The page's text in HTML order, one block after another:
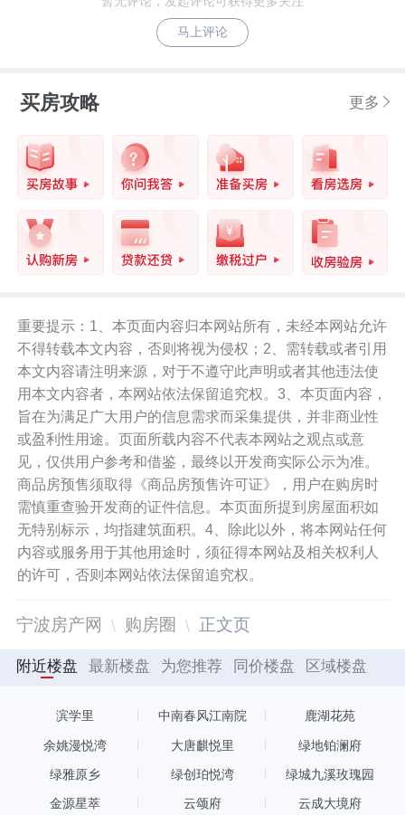
马上评论
买房攻略 更多
重要提示：1、本页面内容归本网站所有，未经本网站允许
不得转载本文内容，否则将视为侵权；2、需转载或者引用
本文内容请注明来源，对于不遵守此声明或者其他违法使
用本文内容者，本网站依法保留追究权。3、本页面内容，
旨在为满足广大用户的信息需求而采集提供，并非商业性
或盈利性用途。页面所载内容不代表本网站之观点或意
见，仅供用户参考和借鉴，最终以开发商实际公示为准。
商品房预售须取得《商品房预售许可证》，用户在购房时
需慎重查验开发商的证件信息。本页面所提到房屋面积如
无特别标示，均指建筑面积。4、除此以外，将本网站任何
内容或服务用于其他用途时，须征得本网站及相关权利人
的许可，否则本网站依法保留追究权。
宁波房产网 购房圈 正文页
附近楼盘 最新楼盘 为您推荐 同价楼盘 区域楼盘
滨学里 中南春风江南院 鹿湖花苑
余姚漫悦湾 大唐麒悦里 绿地铂澜府
绿雅原乡 绿创珀悦湾 绿城九溪玫瑰园
金源星萃 云颂府 云成大境府